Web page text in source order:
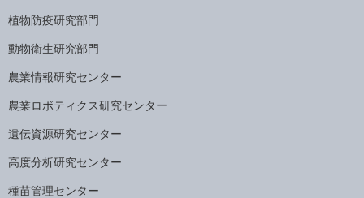
植物防疫研究部門
動物衛生研究部門
農業情報研究センター
農業ロボティクス研究センター
遺伝資源研究センター
高度分析研究センター
種苗管理センター